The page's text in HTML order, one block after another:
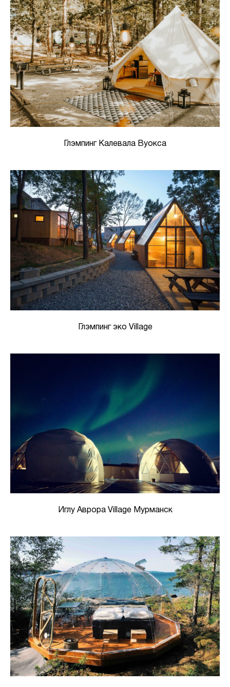
Глэмпинг Калевала Вуокса
Глэмпинг эко Village
Иглу Аврора Village Мурманск